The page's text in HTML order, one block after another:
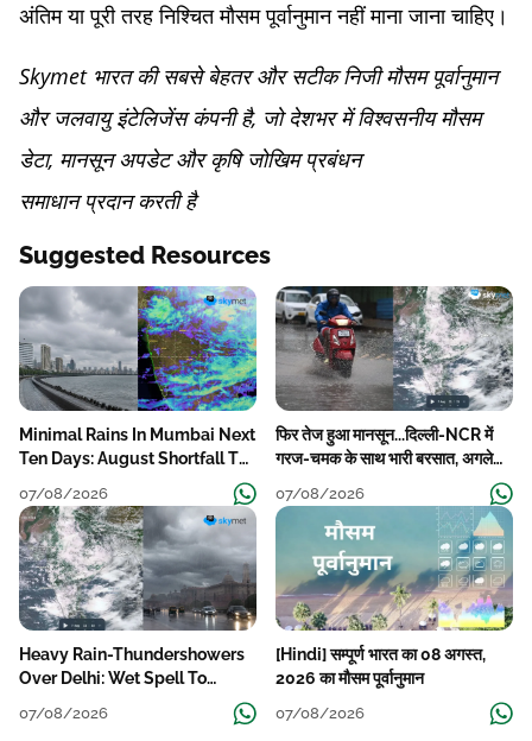
अंतिम या पूरी तरह निश्चित मौसम पूर्वानुमान नहीं माना जाना चाहिए।
Skymet भारत की सबसे बेहतर और सटीक निजी मौसम पूर्वानुमान
और जलवायु इंटेलिजेंस कंपनी है, जो देशभर में विश्वसनीय मौसम
डेटा, मानसून अपडेट और कृषि जोखिम प्रबंधन
समाधान प्रदान करती है
Suggested Resources
Minimal Rains In Mumbai Next
Ten Days: August Shortfall To
07/08/2026
फिर तेज हुआ मानसून...दिल्ली-NCR में
गरज-चमक के साथ भारी बरसात, अगले
07/08/2026
Heavy Rain-Thundershowers
Over Delhi: Wet Spell To
Continue Till Mid-Week Next
07/08/2026
[Hindi] सम्पूर्ण भारत का 08 अगस्त,
2026 का मौसम पूर्वानुमान
07/08/2026